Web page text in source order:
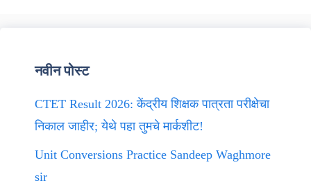
नवीन पोस्ट
CTET Result 2026: केंद्रीय शिक्षक पात्रता परीक्षेचा
निकाल जाहीर; येथे पहा तुमचे मार्कशीट!
Unit Conversions Practice Sandeep Waghmore
sir